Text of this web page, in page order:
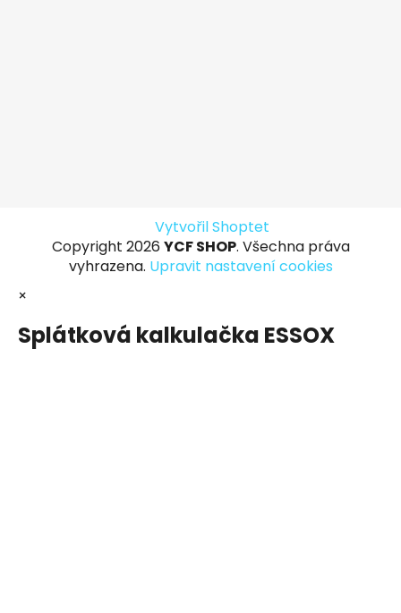
Vytvořil Shoptet
Copyright 2026 YCF SHOP. Všechna práva
vyhrazena. Upravit nastavení cookies
×
Splátková kalkulačka ESSOX